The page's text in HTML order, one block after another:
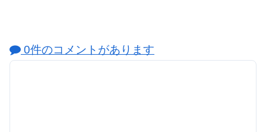
0件のコメントがあります